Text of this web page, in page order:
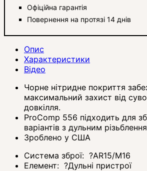
Офіційна гарантія
Повернення на протязі 14 днів
Опис
Характеристики
Відео
Чорне нітридне покриття
максимальний захист від
довкілля.
ProComp 556 підходить для
варіантів з дульним
Зроблено у США
Система зброї: ?AR15/M16
Елемент: ?Дульні пристрої